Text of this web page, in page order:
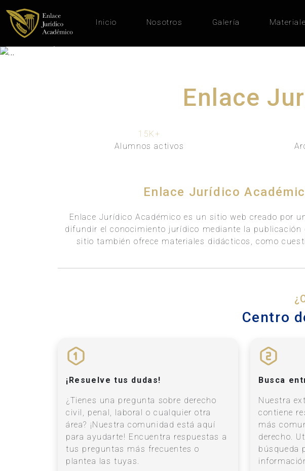
Inicio Nosotros Galería
Enlace
15K +
Alumnos activos
Enlace Jurídico
Enlace Jurídico Académico es un sitio web creado por
difundir el conocimiento jurídico mediante la
sitio también ofrece materiales didácticos, como
Centro
¡Resuelve tus dudas!
¿Tienes una pregunta sobre derecho
civil, penal, laboral o cualquier otra
área? ¡Nuestra comunidad está aquí
para ayudarte! Encuentra respuestas a
tus preguntas más frecuentes o
plantea las tuyas.
Busca
Nuestra
contiene
más
derecho.
búsqueda